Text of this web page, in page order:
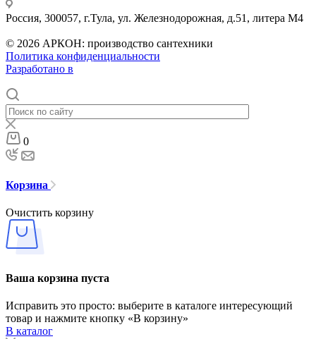
Россия, 300057, г.Тула, ул. Железнодорожная, д.51, литера М4
© 2026 АРКОН: производство сантехники
Политика конфиденциальности
Разработано в
0
Корзина
Очистить корзину
Ваша корзина пуста
Исправить это просто: выберите в каталоге интересующий
товар и нажмите кнопку «В корзину»
В каталог